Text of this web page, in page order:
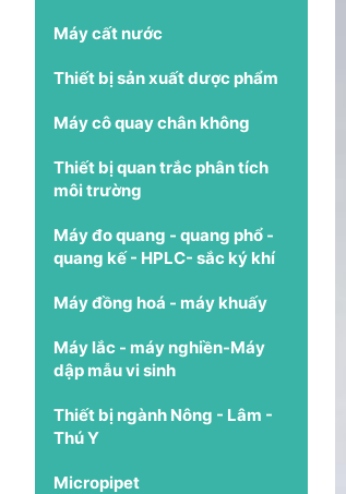
Máy cất nước
Thiết bị sản xuất dược phẩm
Máy cô quay chân không
Thiết bị quan trắc phân tích
môi trường
Máy đo quang - quang phổ -
quang kế - HPLC- sắc ký khí
Máy đồng hoá - máy khuấy
Máy lắc - máy nghiền-Máy
dập mẫu vi sinh
Thiết bị ngành Nông - Lâm -
Thú Y
Micropipet